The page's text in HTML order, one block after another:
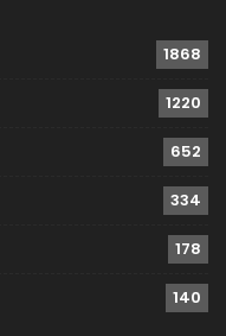
1868
1220
652
334
178
140